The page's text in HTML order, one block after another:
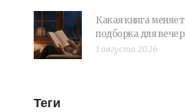
Какая книга
подборка для
1 августа 2026
Теги